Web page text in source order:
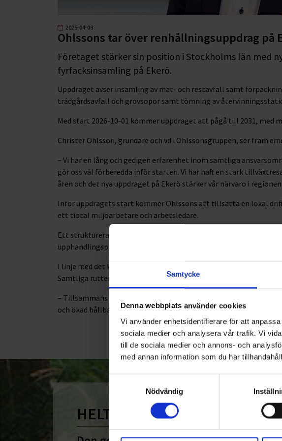
Samtycke
Denna webbplats använder cookies
Vi använder enhetsidentifierare för att
sociala medier och analysera vår trafik. Vi
till de sociala medier och annons- och
med annan information som du har
Nödvändig
2025-04-08
Ohlssons tar över renhållningsuppdrag på
Företaget stärker sin position i Stockholms län med
fyrfacksinsamling på Ekerö.
Uppdraget avser insamling av mat- och restavfall samt
trädgårdsavfall och grovsopor samt tömning av
Med start 2026-10-01 kommer uppdraget att pågå till 2031, med
Christer Ohlsson, grundare och vd i Ohlssonsgruppen, ser fram
– Vi har en lång och gedigen erfarenhet inom samtliga
gör oss väl förberedda inför starten. Vi har haft en stark
åren och det nya uppdraget på Ekerö stärker vår närvaro i
Inför uppdragets start kommer Ohlssons att tillsätta en lokal
ett tiotal miljöarbetare och arbetsledare.
Ett strukturerat och aktivt arbete för en minskad klimatpåverkan i
upphandlingsprocessen.
I linje med det kommer fordonen att drivas fossilfritt på el eller
Samtliga rutter kommer även att optimeras för att minska
– Tillsammans med Ekerö kommun, Roslagsvatten och
och ökad hållbarhet, förklarar Christer Ohlsson.
HELT ENKELT HÅLLBART